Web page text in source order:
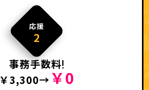
応援
2
事務手数料
￥3,300→ ￥0